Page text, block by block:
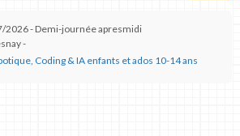
2026 - Demi-journée apresmidi
-
Coding & IA enfants et ados 10-14 ans